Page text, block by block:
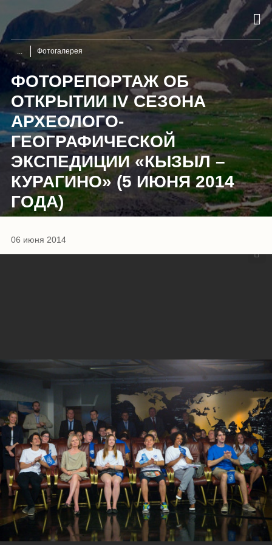
Фотогалерея
ФОТОРЕПОРТАЖ ОБ
ОТКРЫТИИ IV СЕЗОНА
АРХЕОЛОГО-
ГЕОГРАФИЧЕСКОЙ
ЭКСПЕДИЦИИ «КЫЗЫЛ –
КУРАГИНО» (5 ИЮНЯ 2014
ГОДА)
06 июня 2014